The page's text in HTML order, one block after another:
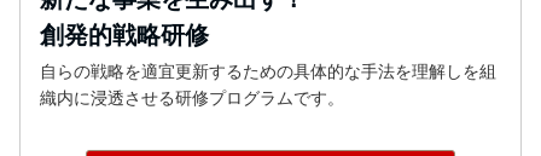
創発的戦略研修
自らの戦略を適宜更新するための具体的な手法を理解しを組
織内に浸透させる研修プログラムです。